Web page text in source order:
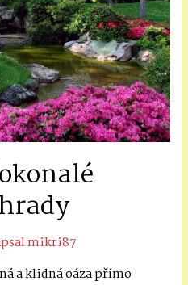
mikri87
a klidná oáza přímo